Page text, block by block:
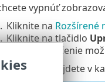
vypnúť
Kliknite na Rozšírené
Kliknite na tlačidlo
Zrušte označenie
informácií nájdete v